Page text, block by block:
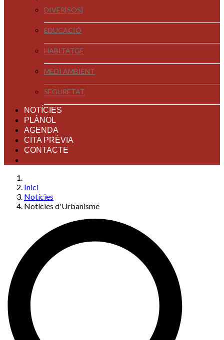
DIVER[SOS]
EDUCACIÓ
HABITATGE
MEDI AMBIENT
SEGURETAT
NOTÍCIES
PLÀNOL
AGENDA
CITA PRÈVIA
CONTACTE
Inici
Notícies
Notícies d'Urbanisme